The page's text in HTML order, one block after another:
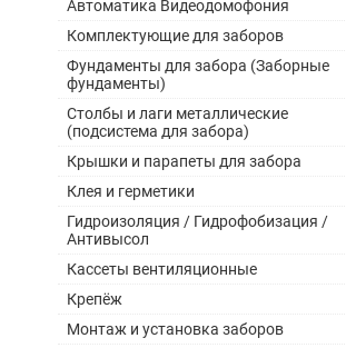
Автоматика Видеодомофония
Комплектующие для заборов
Фундаменты для забора (Заборные
фундаменты)
Столбы и лаги металлические
(подсистема для забора)
Крышки и парапеты для забора
Клея и герметики
Гидроизоляция / Гидрофобизация /
Антивысол
Кассеты вентиляционные
Крепёж
Монтаж и установка заборов